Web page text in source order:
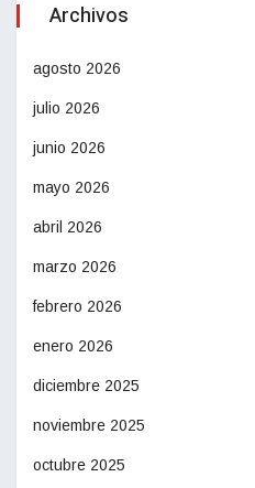
Archivos
agosto 2026
julio 2026
junio 2026
mayo 2026
abril 2026
marzo 2026
febrero 2026
enero 2026
diciembre 2025
noviembre 2025
octubre 2025